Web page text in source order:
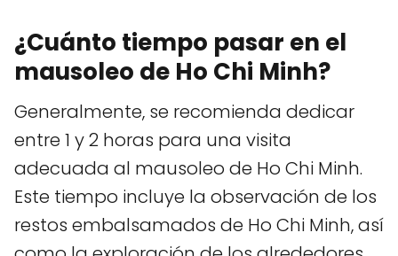
¿Cuánto tiempo pasar en el
mausoleo de Ho Chi Minh?
Generalmente, se recomienda dedicar
entre 1 y 2 horas para una visita
adecuada al mausoleo de Ho Chi Minh.
Este tiempo incluye la observación de los
restos embalsamados de Ho Chi Minh, así